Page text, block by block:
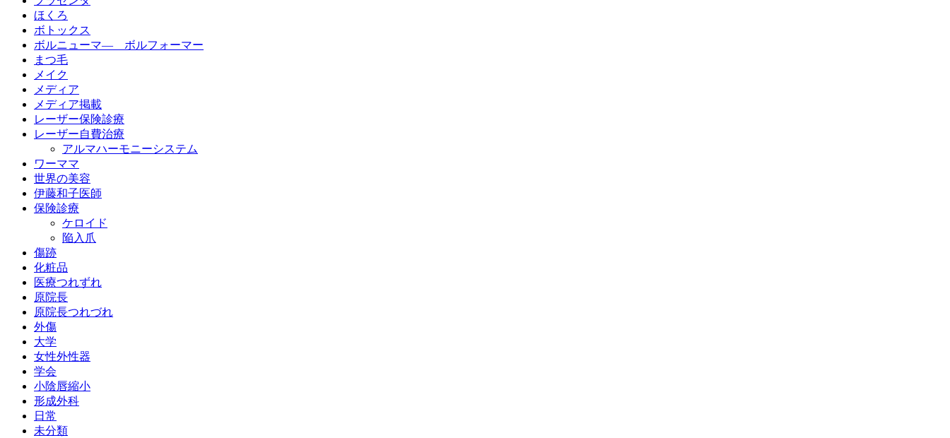
ほくろ
ボトックス
ボルニューマ― ボルフォーマー
まつ毛
メイク
メディア
メディア掲載
レーザー保険診療
レーザー自費治療
アルマハーモニーシステム
ワーママ
世界の美容
伊藤和子医師
保険診療
ケロイド
陥入爪
傷跡
化粧品
医療つれずれ
原院長
原院長つれづれ
外傷
大学
女性外性器
学会
小陰唇縮小
形成外科
日常
未分類